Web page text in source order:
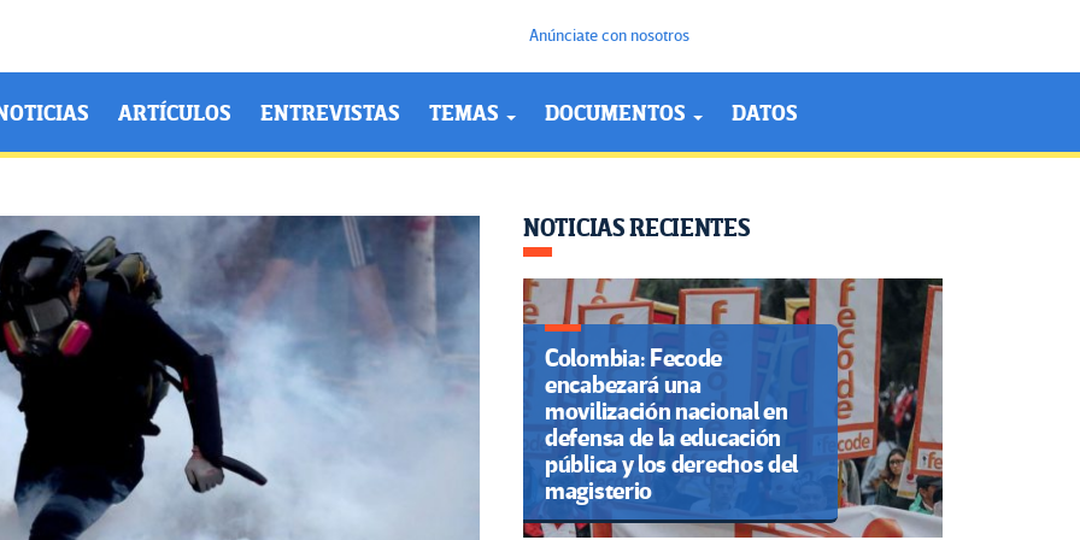
Anúnciate con nosotros
ARTÍCULOS ENTREVISTAS TEMAS DOCUMENTOS DATOS
NOTICIAS RECIENTES
Colombia: Fecode
encabezará una
movilización nacional en
defensa de la educación
pública y los derechos del
magisterio